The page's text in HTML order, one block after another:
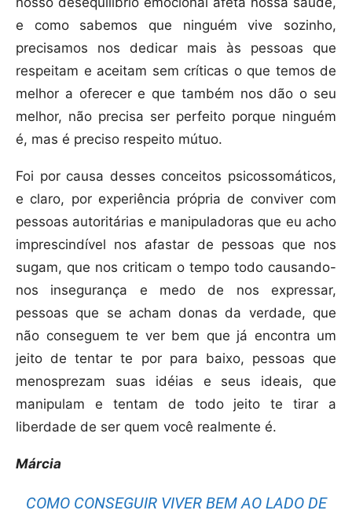
e como sabemos que ninguém vive sozinho,
precisamos nos dedicar mais às pessoas que
respeitam e aceitam sem críticas o que temos de
melhor a oferecer e que também nos dão o seu
melhor, não precisa ser perfeito porque ninguém
é, mas é preciso respeito mútuo.
Foi por causa desses conceitos psicossomáticos,
e claro, por experiência própria de conviver com
pessoas autoritárias e manipuladoras que eu acho
imprescindível nos afastar de pessoas que nos
sugam, que nos criticam o tempo todo causando-
nos insegurança e medo de nos expressar,
pessoas que se acham donas da verdade, que
não conseguem te ver bem que já encontra um
jeito de tentar te por para baixo, pessoas que
menosprezam suas idéias e seus ideais, que
manipulam e tentam de todo jeito te tirar a
liberdade de ser quem você realmente é.
Márcia
COMO CONSEGUIR VIVER BEM AO LADO DE